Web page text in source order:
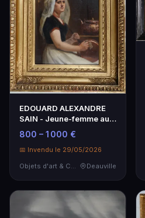
EDOUARD ALEXANDRE
SAIN - Jeune-femme aux
cuivres - Objet d'art
800 – 1 000 €
📅 Invendu le 29/05/2026
Objets d'art & Curiosités
Deauville